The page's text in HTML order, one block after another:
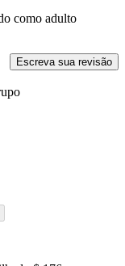
como adulto
Escreva sua revisão